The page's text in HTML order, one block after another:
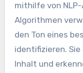
mithilfe von
Algorithmen
den Ton eines
identifizieren.
Inhalt und